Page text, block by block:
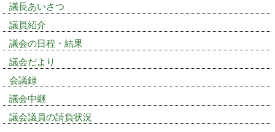
議長あいさつ
議員紹介
議会の日程・結果
議会だより
会議録
議会中継
議会議員の請負状況